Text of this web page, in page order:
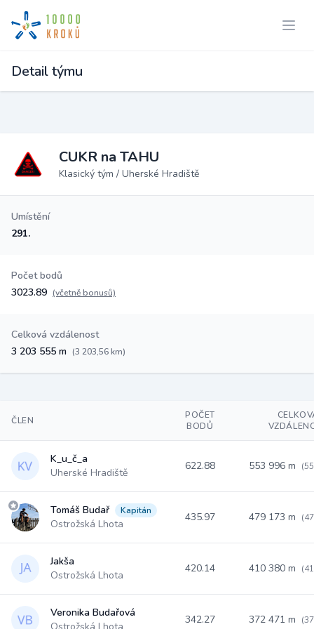
Detail týmu
CUKR na TAHU
Klasický tým / Uherské Hradiště
Umístění
291.
Počet bodů
3023.89 (včetně bonusů)
Celková vzdálenost
3 203 555 m (3 203,56 km)
ČLEN
POČET
BODŮ
K_u_č_a
Uherské Hradiště
622.88 553 996 m
Tomáš Budař Kapitán
Ostrožská Lhota
435.97 479 173 m
Jakša
Ostrožská Lhota
420.14 410 380 m
Veronika Budařová
342.27 372 471 m